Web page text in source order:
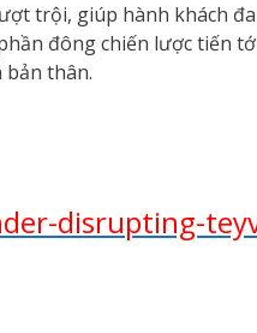
trội, giúp hành khách
đông chiến lược tiến
thân.
disrupting-